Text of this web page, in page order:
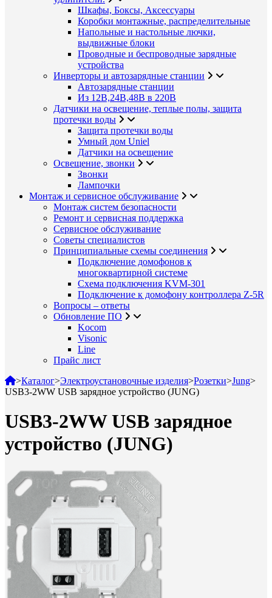
Шкафы, Боксы, Аксессуары
Коробки монтажные, распределительные
Напольные и настольные лючки,
выдвижные блоки
Проводные и беспроводные зарядные
устройства
Инверторы и автозарядные станции
Автозарядные станции
Из 12В,24В,48В в 220В
Датчики на освещение, теплые полы, защита
протечки воды
Защита протечки воды
Умный дом Uniel
Датчики на освещение
Освещение, звонки
Звонки
Лампочки
Монтаж и сервисное обслуживание
Монтаж систем безопасности
Ремонт и сервисная поддержка
Сервисное обслуживание
Советы специалистов
Принципиальные схемы соединения
Подключение домофонов к
многоквартирной системе
Схема подключения KVM-301
Подключение к домофону контроллера Z-5R
Вопросы – ответы
Обновление ПО
Kocom
Visonic
Line
Прайс лист
>Каталог>Электроустановочные изделия>Розетки>Jung>
USB3-2WW USB зарядное устройство (JUNG)
USB3-2WW USB зарядное
устройство (JUNG)